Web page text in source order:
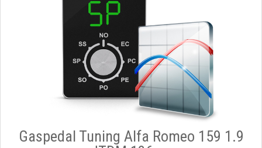
Gaspedal Tuning Alfa Romeo 159 1.9